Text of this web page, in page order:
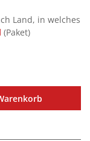
Land, in welches
(Paket)